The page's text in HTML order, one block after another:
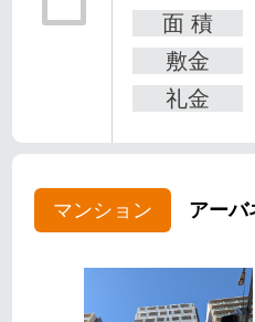
面 積
敷金
礼金
マンション アーバ